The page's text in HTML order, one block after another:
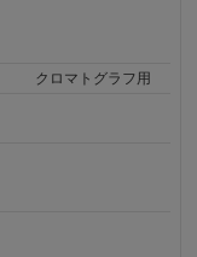
クロマトグラフ用